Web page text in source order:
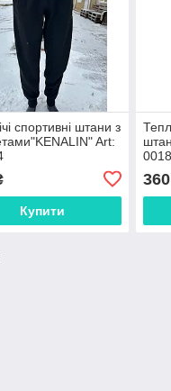
спортивні штани з
Art:
Купити
360